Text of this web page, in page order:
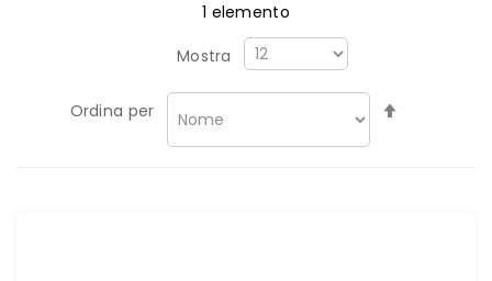
1 elemento
Mostra
Ordina per